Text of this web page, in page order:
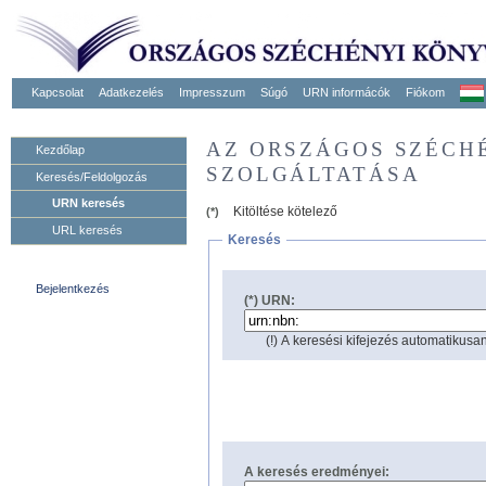
Kapcsolat Adatkezelés Impresszum Súgó URN informácók Fiókom
Kezdőlap
Keresés/Feldolgozás
URN keresés
URL keresés
Bejelentkezés
AZ ORSZÁGOS
SZOLGÁLTATÁSA
(*)
Kitöltése kötelező
Keresés
(*) URN:
(!) A keresési kifejezés
A keresés eredményei: